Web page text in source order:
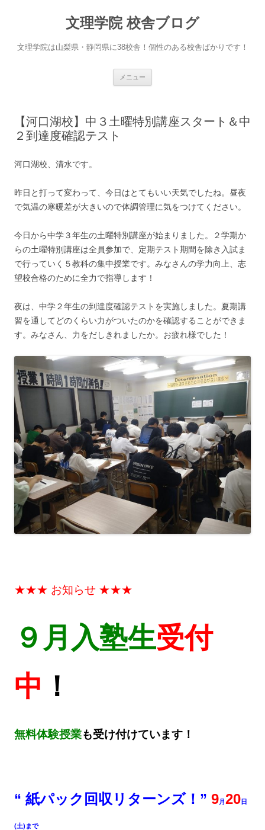
文理学院 校舎ブログ
文理学院は山梨県・静岡県に38校舎！個性のある校舎ばかりです！
メニュー
へ
ス
【河口湖校】中３土曜特別講座スタート＆中
２到達度確認テスト
河口湖校、清水です。
昨日と打って変わって、今日はとてもいい天気でしたね。昼夜
で気温の寒暖差が大きいので体調管理に気をつけてください。
今日から中学３年生の土曜特別講座が始まりました。２学期か
らの土曜特別講座は全員参加で、定期テスト期間を除き入試ま
で行っていく５教科の集中授業です。みなさんの学力向上、志
望校合格のために全力で指導します！
夜は、中学２年生の到達度確認テストを実施しました。夏期講
習を通してどのくらい力がついたのかを確認することができま
す。みなさん、力をだしきれましたか。お疲れ様でした！
★★★ お知らせ ★★★
９月入塾生受付
中 ！
無料体験授業も受け付けています！
“ 紙パック回収リターンズ！” 9月20日
(土)まで